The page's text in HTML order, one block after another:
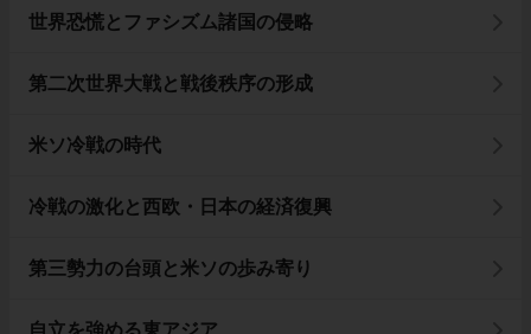
世界恐慌とファシズム諸国の侵略
第二次世界大戦と戦後秩序の形成
米ソ冷戦の時代
冷戦の激化と西欧・日本の経済復興
第三勢力の台頭と米ソの歩み寄り
自立を強める東アジア